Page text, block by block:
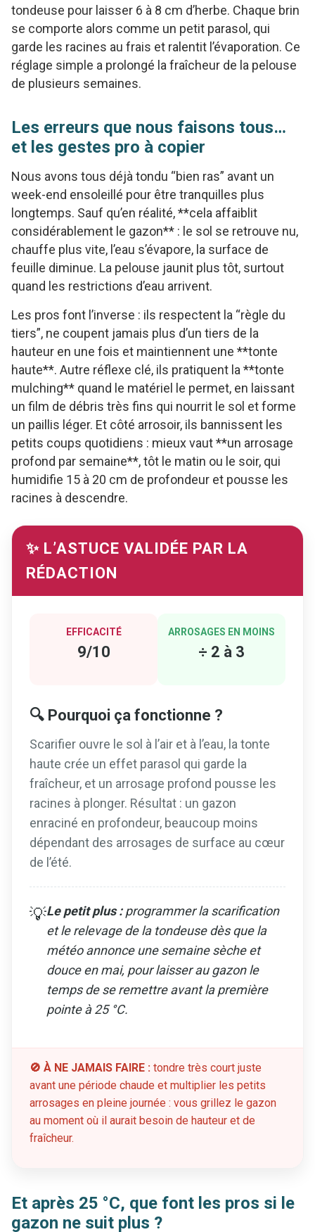
tondeuse pour laisser 6 à 8 cm d’herbe. Chaque brin
se comporte alors comme un petit parasol, qui
garde les racines au frais et ralentit l’évaporation. Ce
réglage simple a prolongé la fraîcheur de la pelouse
de plusieurs semaines.
Les erreurs que nous faisons tous…
et les gestes pro à copier
Nous avons tous déjà tondu “bien ras” avant un
week-end ensoleillé pour être tranquilles plus
longtemps. Sauf qu’en réalité, **cela affaiblit
considérablement le gazon** : le sol se retrouve nu,
chauffe plus vite, l’eau s’évapore, la surface de
feuille diminue. La pelouse jaunit plus tôt, surtout
quand les restrictions d’eau arrivent.
Les pros font l’inverse : ils respectent la “règle du
tiers”, ne coupent jamais plus d’un tiers de la
hauteur en une fois et maintiennent une **tonte
haute**. Autre réflexe clé, ils pratiquent la **tonte
mulching** quand le matériel le permet, en laissant
un film de débris très fins qui nourrit le sol et forme
un paillis léger. Et côté arrosoir, ils bannissent les
petits coups quotidiens : mieux vaut **un arrosage
profond par semaine**, tôt le matin ou le soir, qui
humidifie 15 à 20 cm de profondeur et pousse les
racines à descendre.
✨ L’ASTUCE VALIDÉE PAR LA
RÉDACTION
EFFICACITÉ
9/10
ARROSAGES EN MOINS
÷ 2 à 3
🔍 Pourquoi ça fonctionne ?
Scarifier ouvre le sol à l’air et à l’eau, la tonte
haute crée un effet parasol qui garde la
fraîcheur, et un arrosage profond pousse les
racines à plonger. Résultat : un gazon
enraciné en profondeur, beaucoup moins
dépendant des arrosages de surface au cœur
de l’été.
💡Le petit plus :programmer la scarification
et le relevage de la tondeuse dès que la
météo annonce une semaine sèche et
douce en mai, pour laisser au gazon le
temps de se remettre avant la première
pointe à 25 °C.
🚫 À NE JAMAIS FAIRE : tondre très court juste
avant une période chaude et multiplier les petits
arrosages en pleine journée : vous grillez le gazon
au moment où il aurait besoin de hauteur et de
fraîcheur.
Et après 25 °C, que font les pros si le
gazon ne suit plus ?